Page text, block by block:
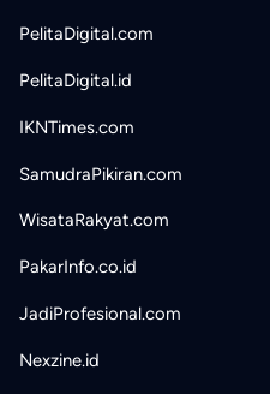
PelitaDigital.com
PelitaDigital.id
IKNTimes.com
SamudraPikiran.com
WisataRakyat.com
PakarInfo.co.id
JadiProfesional.com
Nexzine.id